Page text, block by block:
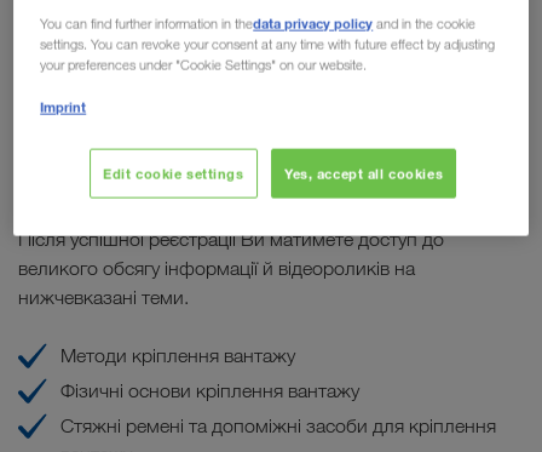
добре запакований і розміщений товар можна
закріпляти та перевозити без загрози безпеці
дорожнього руху та самому перевезенню
LKW WALTER у співпраці з компанією
вантажу.
Після успішної реєстрації Ви матимете доступ до
великого обсягу інформації й відеороликів на
нижчевказані теми.
Методи кріплення вантажу
Фізичні основи кріплення вантажу
Стяжні ремені та допоміжні засоби для кріплення
You can find further information in thedata privacy policy and in the cookie
settings. You can revoke your consent at any time with future effect by adjusting
your preferences under "Cookie Settings" on our website.
Imprint
Edit cookie settings Yes, accept all cookies